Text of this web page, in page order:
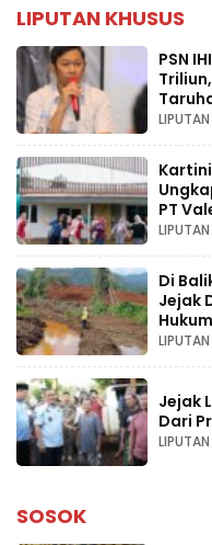
LIPUTAN KHUSUS
PSN
PT
Di
Jejak
Jejak
Dari
SOSOK